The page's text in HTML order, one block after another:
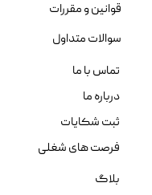
قوانین و مقررات
سوالات متداول
تماس با ما
درباره ما
ثبت شکایات
فرصت های شغلی
بلاگ